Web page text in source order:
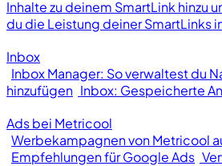
Inhalte zu deinem SmartLink hinzu
du die Leistung deiner SmartLinks
Inbox
Inbox Manager: So verwaltest du
hinzufügen Inbox: Gespeicherte
Ads bei Metricool
Werbekampagnen von Metricool
Empfehlungen für Google Ads